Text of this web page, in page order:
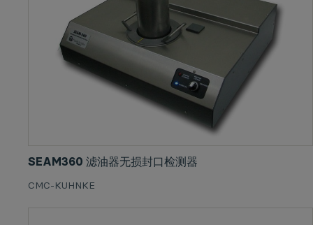
SEAM360 滤油器无损封口检测器
CMC-KUHNKE